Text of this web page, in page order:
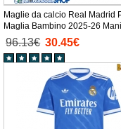
Maglie da calcio Real Madrid
Maglia Bambino 2025-26
+ Pantaloni corti)
96.13€ 30.45€